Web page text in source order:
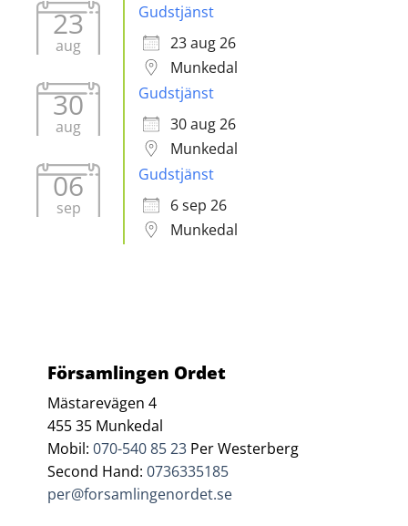
23
aug
Gudstjänst
23 aug 26
Munkedal
30
aug
Gudstjänst
30 aug 26
Munkedal
06
sep
Gudstjänst
6 sep 26
Munkedal
Församlingen Ordet
Mästarevägen 4
455 35 Munkedal
Mobil:070-540 85 23 Per Westerberg
Second Hand:0736335185
per@forsamlingenordet.se